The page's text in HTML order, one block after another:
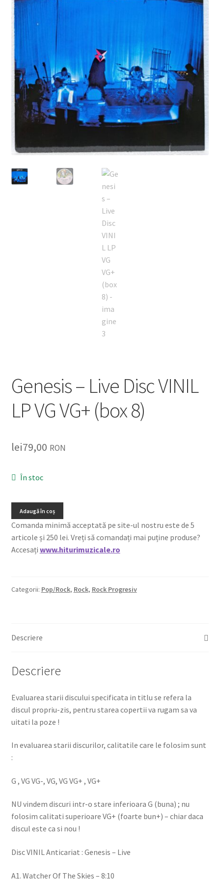
Listă produse
Oferta lunii
Contul meu
Blog
Genesis – Live Disc VINIL
LP VG VG+ (box 8)
lei79,00 RON
În stoc
Adaugă în coș
Comanda minimă acceptată pe site-ul nostru este de 5
articole și 250 lei. Vreți să comandați mai puține produse?
Accesați www.hiturimuzicale.ro
Categorii: Pop/Rock, Rock, Rock Progresiv
Descriere
Descriere
Evaluarea starii discului specificata in titlu se refera la
discul propriu-zis, pentru starea copertii va rugam sa va
uitati la poze !
In evaluarea starii discurilor, calitatile care le folosim sunt
:
G , VG VG-, VG, VG VG+ , VG+
NU vindem discuri intr-o stare inferioara G (buna) ; nu
folosim calitati superioare VG+ (foarte bun+) – chiar daca
discul este ca si nou !
Disc VINIL Anticariat : Genesis – Live
A1. Watcher Of The Skies – 8:10